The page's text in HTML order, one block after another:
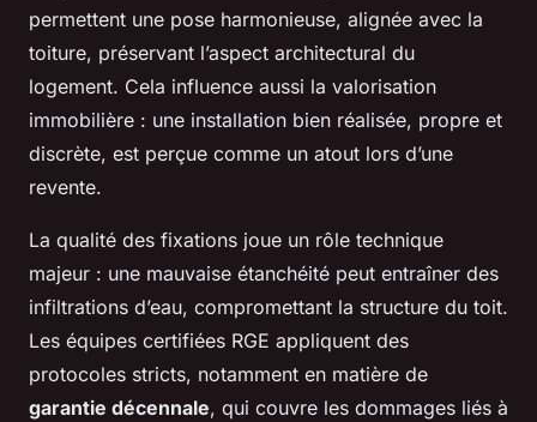
permettent une pose harmonieuse, alignée avec la
toiture, préservant l’aspect architectural du
logement. Cela influence aussi la valorisation
immobilière : une installation bien réalisée, propre et
discrète, est perçue comme un atout lors d’une
revente.
La qualité des fixations joue un rôle technique
majeur : une mauvaise étanchéité peut entraîner des
infiltrations d’eau, compromettant la structure du toit.
Les équipes certifiées RGE appliquent des
protocoles stricts, notamment en matière de
garantie décennale, qui couvre les dommages liés à